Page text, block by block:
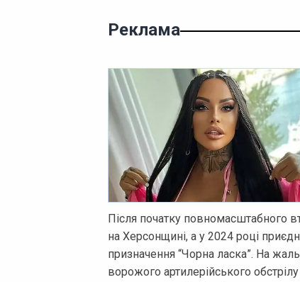
Реклама
Після початку повномасштабного
на Херсонщині, а у 2024 році
призначення “Чорна ласка”. На
ворожого артилерійського